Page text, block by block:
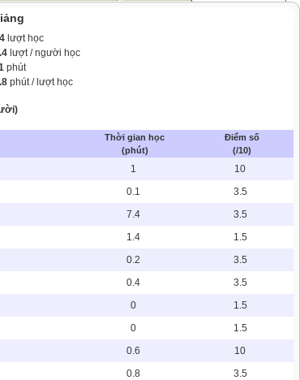
lượt học
lượt / người học
phút
phút / lượt học
Thời gian học
(phút)
Điểm số
(/10)
1
10
0.1
3.5
7.4
3.5
1.4
1.5
0.2
3.5
0.4
3.5
0
1.5
0
1.5
0.6
10
0.8 3.5